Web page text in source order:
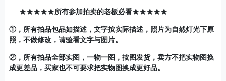
★★★★★所有参加拍卖的老板必看★★★★★
①，所有拍品包品如描述，文字按实际描述，照片为自然灯光下原
照，不做修改，请验看文字与图片。
②，所有拍品全部实图，一物一图，按图发货，卖方不把实物图换
成更差品，买家也不可要求把实物图换成更好品。